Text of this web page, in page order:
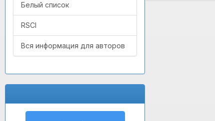
Белый список
RSCI
Вся информация для авторов